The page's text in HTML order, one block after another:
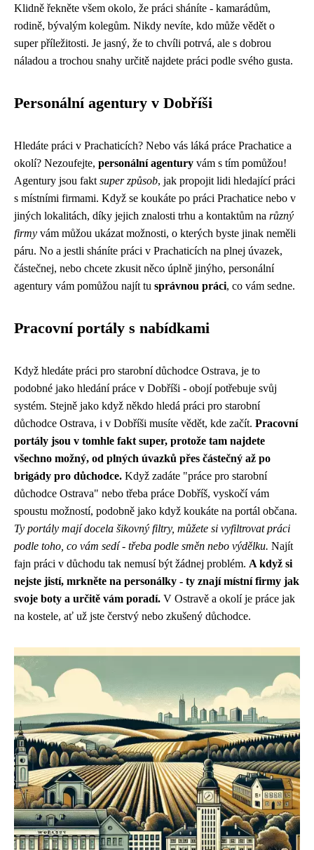
Klidně řekněte všem okolo, že práci sháníte - kamarádům,
rodině, bývalým kolegům. Nikdy nevíte, kdo může vědět o
super příležitosti. Je jasný, že to chvíli potrvá, ale s dobrou
náladou a trochou snahy určitě najdete práci podle svého gusta.
Personální agentury v Dobříši
Hledáte práci v Prachaticích? Nebo vás láká práce Prachatice a
okolí? Nezoufejte, personální agentury vám s tím pomůžou!
Agentury jsou fakt super způsob, jak propojit lidi hledající práci
s místními firmami. Když se koukáte po práci Prachatice nebo v
jiných lokalitách, díky jejich znalosti trhu a kontaktům na různý
firmy vám můžou ukázat možnosti, o kterých byste jinak neměli
páru. No a jestli sháníte práci v Prachaticích na plnej úvazek,
částečnej, nebo chcete zkusit něco úplně jinýho, personální
agentury vám pomůžou najít tu správnou práci, co vám sedne.
Pracovní portály s nabídkami
Když hledáte práci pro starobní důchodce Ostrava, je to
podobné jako hledání práce v Dobříši - obojí potřebuje svůj
systém. Stejně jako když někdo hledá práci pro starobní
důchodce Ostrava, i v Dobříši musíte vědět, kde začít. Pracovní
portály jsou v tomhle fakt super, protože tam najdete
všechno možný, od plných úvazků přes částečný až po
brigády pro důchodce. Když zadáte "práce pro starobní
důchodce Ostrava" nebo třeba práce Dobříš, vyskočí vám
spoustu možností, podobně jako když koukáte na portál občana.
Ty portály mají docela šikovný filtry, můžete si vyfiltrovat práci
podle toho, co vám sedí - třeba podle směn nebo výdělku. Najít
fajn práci v důchodu tak nemusí být žádnej problém. A když si
nejste jistí, mrkněte na personálky - ty znají místní firmy jak
svoje boty a určitě vám poradí. V Ostravě a okolí je práce jak
na kostele, ať už jste čerstvý nebo zkušený důchodce.